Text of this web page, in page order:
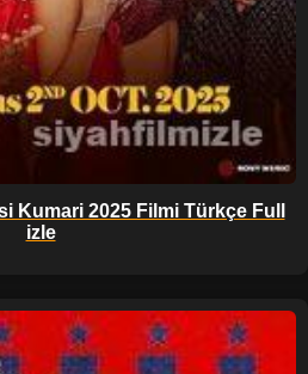
Kumari 2025 Filmi Türkçe Full
izle